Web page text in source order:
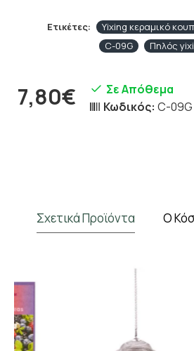
Ετικέτες:
Yixing κεραμικό
C-09G
Πηλός
7,80€
Σε Απόθεμα
Κωδικός: C-09G
Σχετικά Προϊόντα Ο